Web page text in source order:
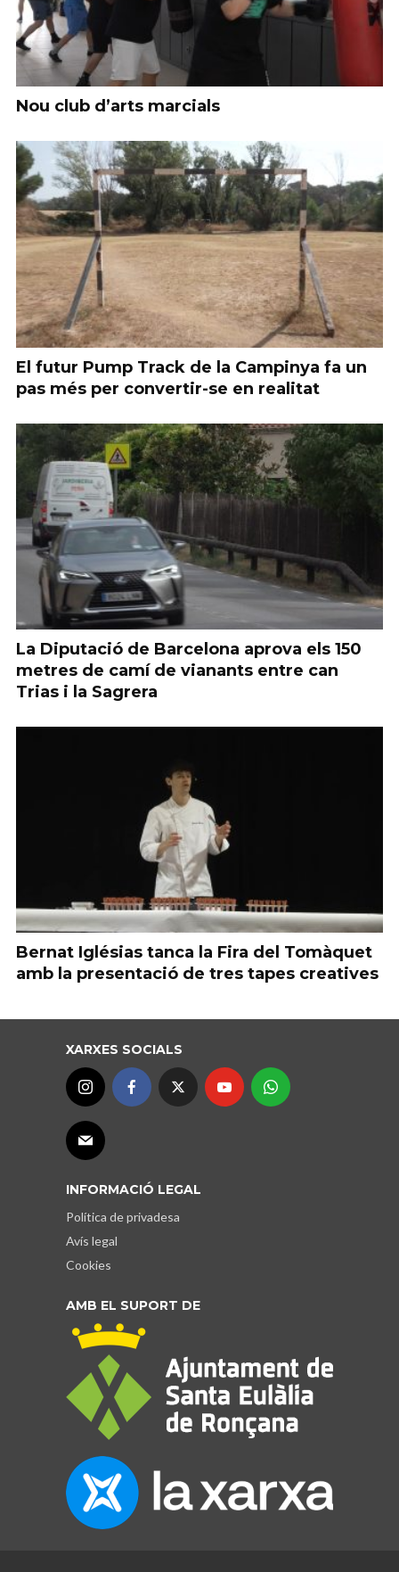
Nou club d’arts marcials
El futur Pump Track de la Campinya fa un
pas més per convertir-se en realitat
La Diputació de Barcelona aprova els 150
metres de camí de vianants entre can
Trias i la Sagrera
Bernat Iglésias tanca la Fira del Tomàquet
amb la presentació de tres tapes creatives
XARXES SOCIALS
INFORMACIÓ LEGAL
Política de privadesa
Avís legal
Cookies
AMB EL SUPORT DE